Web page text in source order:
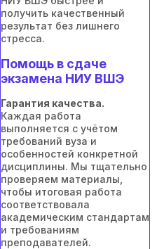
получить качественный
результат без лишнего
стресса.
Помощь в сдаче
экзамена НИУ ВШЭ
Гарантия качества.
Каждая работа
выполняется с учётом
требований вуза и
особенностей конкретной
дисциплины. Мы тщательно
проверяем материалы,
чтобы итоговая работа
соответствовала
академическим стандартам
и требованиям
преподавателей.